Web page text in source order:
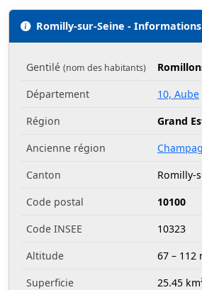
Romilly-sur-Seine - Informations
Gentilé (nom des habitants)
Département
10, Aube
Région
Grand
Ancienne région
Canton
Romilly-
Code postal
10100
Code INSEE
10323
Altitude
67 – 112
Superficie
25.45